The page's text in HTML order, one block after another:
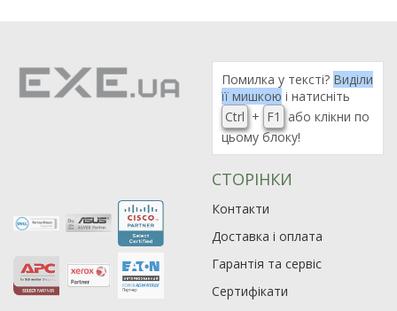
974
90
Помилка у тексті? Виділи
її мишкою і натисніть
Ctrl + F1
або клікни по
цьому блоку!
СТОРІНКИ
Контакти
Доставка і оплата
Гарантія та сервіс
Сертифікати